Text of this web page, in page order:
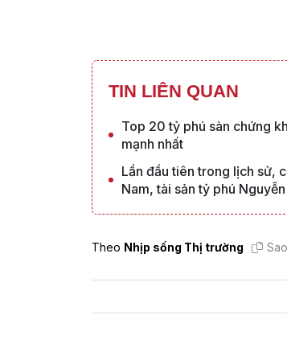
TIN LIÊN QUAN
Top 20 tỷ phú sàn chứng
mạnh nhất
Lần đầu tiên trong lịch sử,
Nam, tài sản tỷ phú
Theo Nhịp sống Thị trường